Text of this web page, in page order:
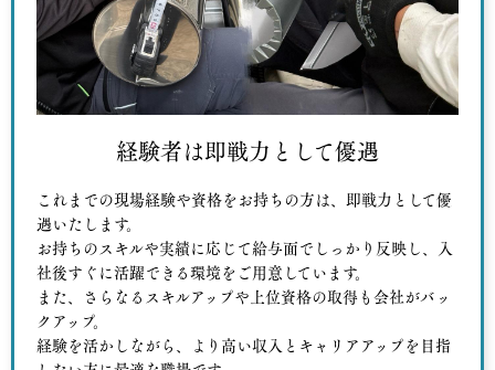
経験者は即戦力として優遇
これまでの現場経験や資格をお持ちの方は、即戦力として優
遇いたします。
お持ちのスキルや実績に応じて給与面でしっかり反映し、入
社後すぐに活躍できる環境をご用意しています。
また、さらなるスキルアップや上位資格の取得も会社がバッ
クアップ。
経験を活かしながら、より高い収入とキャリアアップを目指